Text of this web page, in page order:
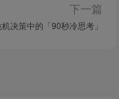
下一篇
决策中的「90秒冷思考」